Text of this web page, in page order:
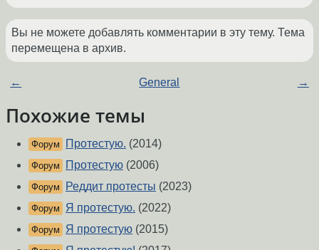
Вы не можете добавлять комментарии в эту тему. Тема
перемещена в архив.
← General →
Похожие темы
Форум Протестую. (2014)
Форум Протестую (2006)
Форум Реддит протесты (2023)
Форум Я протестую. (2022)
Форум Я протестую (2015)